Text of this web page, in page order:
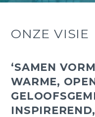
ONZE VISIE
‘SAMEN
WARME,